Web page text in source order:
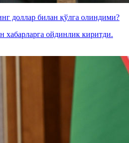
доллар билан қўлга олиндими?
хабарларга ойдинлик киритди.